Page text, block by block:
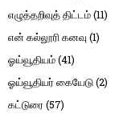
எழுத்தறிவுத் திட்டம்(11)
என் கல்லூரி கனவு (1)
ஓய்வூதியம்(41)
ஓய்வூதியர் கையேடு(2)
கட்டுரை (57)